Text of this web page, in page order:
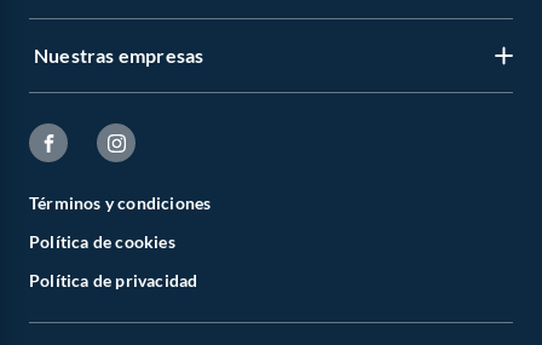
Nuestras empresas
Términos y condiciones
Política de cookies
Política de privacidad